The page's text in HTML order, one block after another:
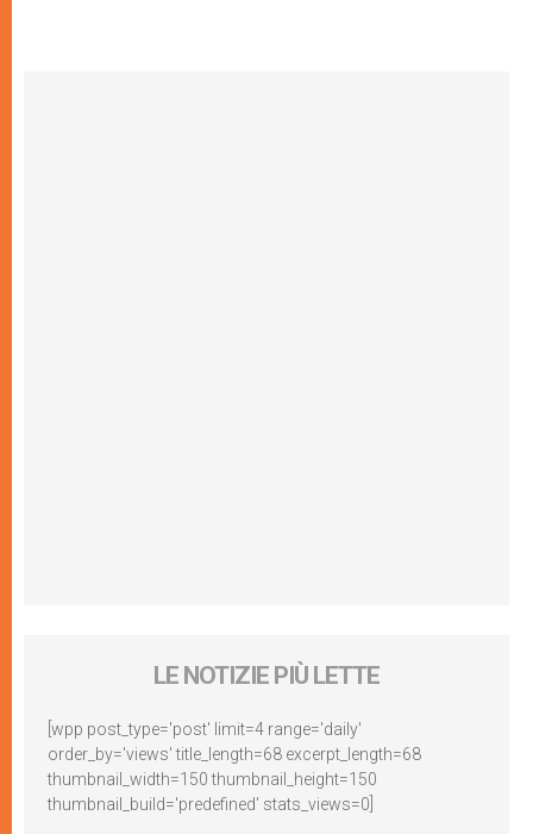
LE NOTIZIE PIÙ LETTE
[wpp post_type='post' limit=4 range='daily'
order_by='views' title_length=68 excerpt_length=68
thumbnail_width=150 thumbnail_height=150
thumbnail_build='predefined' stats_views=0]